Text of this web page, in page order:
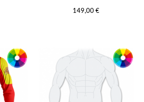
149,00 €